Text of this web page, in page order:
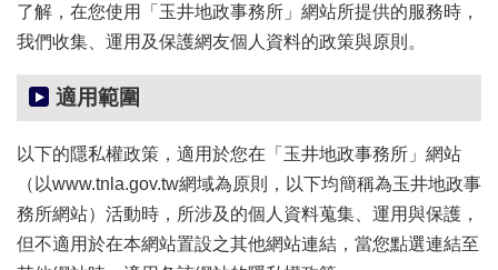
簡
介
線
上
申
辦
查
詢
便
了解，在您使用「玉井地政事務所」網站所提供的服務時，
我們收集、運用及保護網友個人資料的政策與原則。
適用範圍
以下的隱私權政策，適用於您在「玉井地政事務所」網站
（以www.tnla.gov.tw網域為原則，以下均簡稱為玉井地政事
務所網站）活動時，所涉及的個人資料蒐集、運用與保護，
但不適用於在本網站置設之其他網站連結，當您點選連結至